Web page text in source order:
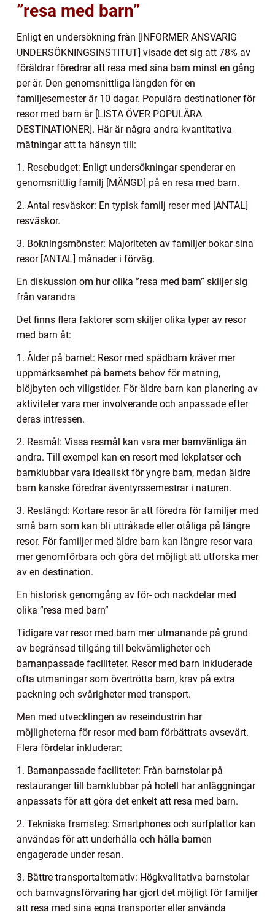
”resa med barn”
Enligt en undersökning från [INFORMER ANSVARIG
UNDERSÖKNINGSINSTITUT] visade det sig att 78% av
föräldrar föredrar att resa med sina barn minst en gång
per år. Den genomsnittliga längden för en
familjesemester är 10 dagar. Populära destinationer för
resor med barn är [LISTA ÖVER POPULÄRA
DESTINATIONER]. Här är några andra kvantitativa
mätningar att ta hänsyn till:
1. Resebudget: Enligt undersökningar spenderar en
genomsnittlig familj [MÄNGD] på en resa med barn.
2. Antal resväskor: En typisk familj reser med [ANTAL]
resväskor.
3. Bokningsmönster: Majoriteten av familjer bokar sina
resor [ANTAL] månader i förväg.
En diskussion om hur olika ”resa med barn” skiljer sig
från varandra
Det finns flera faktorer som skiljer olika typer av resor
med barn åt:
1. Ålder på barnet: Resor med spädbarn kräver mer
uppmärksamhet på barnets behov för matning,
blöjbyten och viligstider. För äldre barn kan planering av
aktiviteter vara mer involverande och anpassade efter
deras intressen.
2. Resmål: Vissa resmål kan vara mer barnvänliga än
andra. Till exempel kan en resort med lekplatser och
barnklubbar vara idealiskt för yngre barn, medan äldre
barn kanske föredrar äventyrssemestrar i naturen.
3. Reslängd: Kortare resor är att föredra för familjer med
små barn som kan bli uttråkade eller otåliga på längre
resor. För familjer med äldre barn kan längre resor vara
mer genomförbara och göra det möjligt att utforska mer
av en destination.
En historisk genomgång av för- och nackdelar med
olika ”resa med barn”
Tidigare var resor med barn mer utmanande på grund
av begränsad tillgång till bekvämligheter och
barnanpassade faciliteter. Resor med barn inkluderade
ofta utmaningar som övertrötta barn, krav på extra
packning och svårigheter med transport.
Men med utvecklingen av reseindustrin har
möjligheterna för resor med barn förbättrats avsevärt.
Flera fördelar inkluderar:
1. Barnanpassade faciliteter: Från barnstolar på
restauranger till barnklubbar på hotell har anläggningar
anpassats för att göra det enkelt att resa med barn.
2. Tekniska framsteg: Smartphones och surfplattor kan
användas för att underhålla och hålla barnen
engagerade under resan.
3. Bättre transportalternativ: Högkvalitativa barnstolar
och barnvagnsförvaring har gjort det möjligt för familjer
att resa med sina egna transporter eller använda